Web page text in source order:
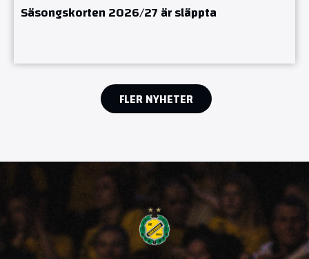
Säsongskorten 2026/27 är släppta
FLER NYHETER